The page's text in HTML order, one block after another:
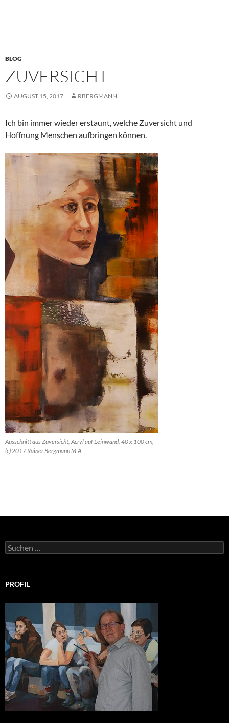
BLOG
ZUVERSICHT
AUGUST 15, 2017 RBERGMANN
Ich bin immer wieder erstaunt, welche Zuversicht und
Hoffnung Menschen aufbringen können.
Ausschnitt aus Zuversicht, Acryl auf Leinwand, 40 x 100 cm,
(c) 2017 Rainer Bergmann M.A.
Suchen
nach:
PROFIL